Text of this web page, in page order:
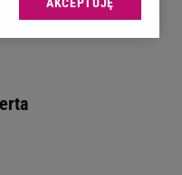
sp. z o.o., jej
danych poprzez
Zmiana ustawień
celów identyfikacji.